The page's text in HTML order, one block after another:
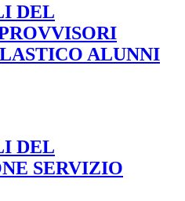
DEL
ALUNNI
DEL
SERVIZIO